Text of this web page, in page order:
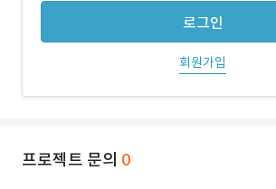
로그인
회원가입
프로젝트 문의 0